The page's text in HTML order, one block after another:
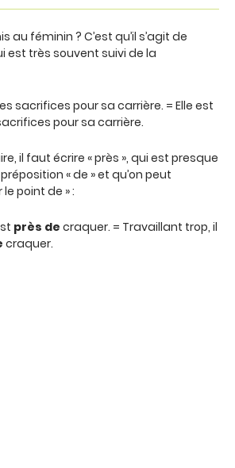
au féminin ? C’est qu’il s’agit de
est très souvent suivi de la
sacrifices pour sa carrière. = Elle est
pour sa carrière.
il faut écrire « près », qui est presque
« de » et qu’on peut
point de » :
près de craquer. = Travaillant trop, il
craquer.